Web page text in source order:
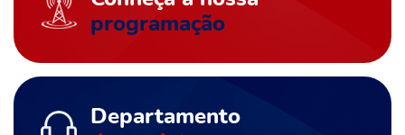
programação
Departamento